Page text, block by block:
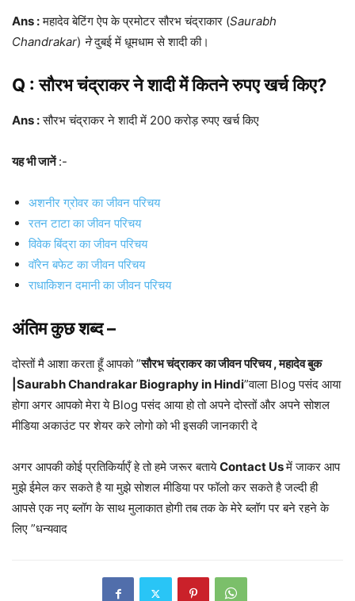
Ans :महादेव बेटिंग ऐप के प्रमोटर सौरभ चंद्राकार (Saurabh
Chandrakar) नेदुबई में धूमधाम से शादी की।
Q : सौरभ चंद्राकर ने शादी में कितने रुपए खर्च किए?
Ans :सौरभ चंद्राकर ने शादी में 200 करोड़ रुपए खर्च किए
यह भी जानें:-
अशनीर ग्रोवर का जीवन परिचय
रतन टाटा का जीवन परिचय
विवेक बिंद्रा का जीवन परिचय
वॉरेन बफेट का जीवन परिचय
राधाकिशन दमानी का जीवन परिचय
अंतिम कुछ शब्द –
दोस्तों मै आशा करता हूँ आपको ”सौरभ चंद्राकर का जीवन परिचय , महादेव बुक
|Saurabh Chandrakar Biography in Hindi”वाला Blog पसंद आया
होगा अगर आपको मेरा ये Blog पसंद आया हो तो अपने दोस्तों और अपने सोशल
मीडिया अकाउंट पर शेयर करे लोगो को भी इसकी जानकारी दे
अगर आपकी कोई प्रतिकिर्याएँ हे तो हमे जरूर बतायेContact Usमें जाकर आप
मुझे ईमेल कर सकते है या मुझे सोशल मीडिया पर फॉलो कर सकते है जल्दी ही
आपसे एक नए ब्लॉग के साथ मुलाकात होगी तब तक के मेरे ब्लॉग पर बने रहने के
लिए ”धन्यवाद